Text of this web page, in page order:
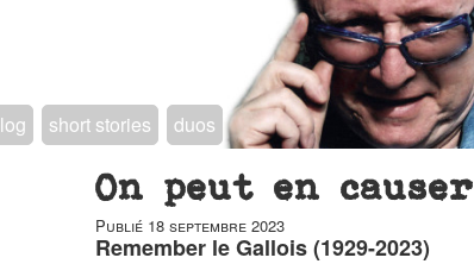
short stories duos
On peut en causer
Publié 18 septembre 2023
Remember le Gallois (1929-2023)